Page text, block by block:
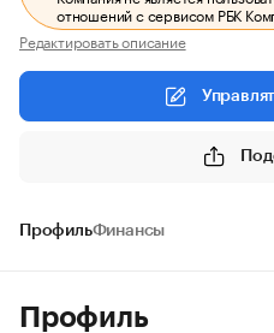
отношений с сервисом РБК
Редактировать описание
ПрофильФинансы
Профиль